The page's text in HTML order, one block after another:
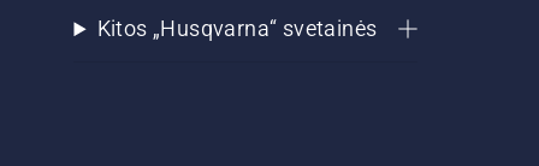
Kitos „Husqvarna“ svetainės